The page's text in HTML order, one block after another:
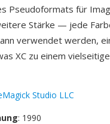
Pseudoformats für
Stärke — jede
verwendet werden,
XC zu einem
Studio LLC
: 1990